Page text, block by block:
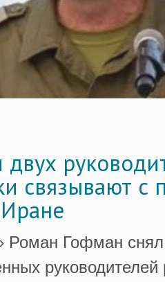
двух
связывают с
Роман Гофман снял